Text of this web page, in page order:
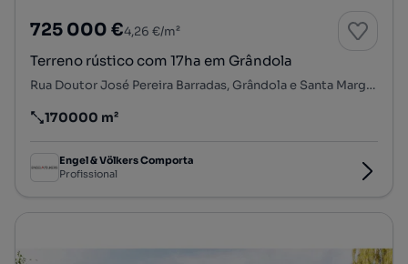
725 000 €4,26 €/m²
Terreno rústico com 17ha em Grândola
Rua Doutor José Pereira Barradas, Grândola e Santa Margarida da Serra, Grândola, Setúbal
Preço por metro quadrado
170000 m²
Engel & Völkers Comporta
Profissional